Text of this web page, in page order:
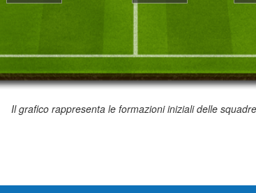
Il grafico rappresenta le formazioni iniziali delle